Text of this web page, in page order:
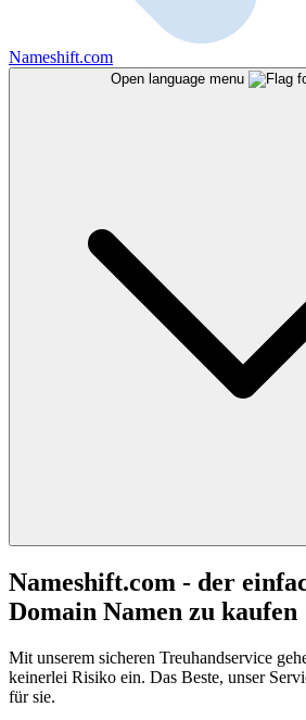
Nameshift.com
Open language menu
Nameshift.com - der
Domain Namen zu kaufen
Mit unserem sicheren Treuhandservice
keinerlei Risiko ein. Das Beste, unser
für sie.